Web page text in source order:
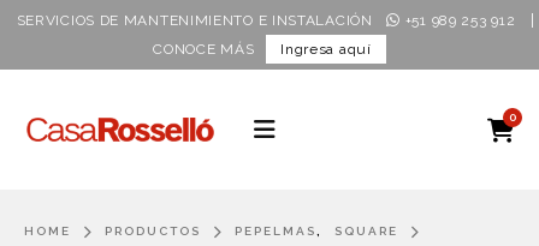
SERVICIOS DE MANTENIMIENTO E INSTALACIÓN +51 989 253 912
CONOCE MÁS Ingresa aquí
0
HOME PRODUCTOS PEPELMAS, SQUARE